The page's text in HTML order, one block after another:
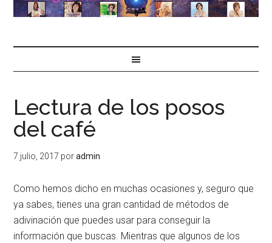
Lectura de los posos
del café
7 julio, 2017 poradmin
Como hemos dicho en muchas ocasiones y, seguro que
ya sabes, tienes una gran cantidad de métodos de
adivinación que puedes usar para conseguir la
información que buscas. Mientras que algunos de los